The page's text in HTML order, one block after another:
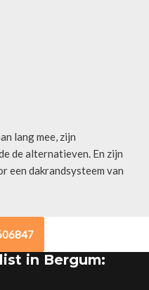
lang mee, zijn
de alternatieven. En zijn
een dakrandsysteem van
in Bergum: